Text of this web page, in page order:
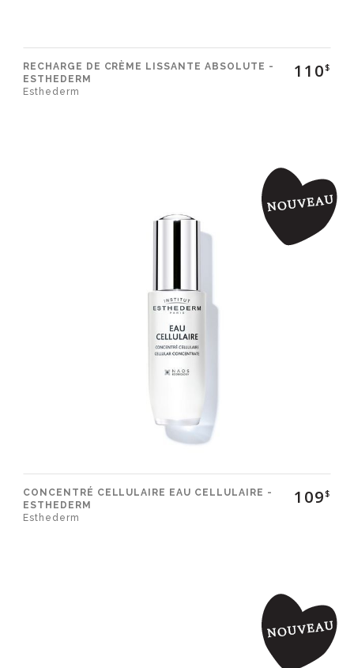
RECHARGE DE CRÈME LISSANTE ABSOLUTE -
ESTHEDERM
Esthederm
110$
CONCENTRÉ CELLULAIRE EAU CELLULAIRE -
ESTHEDERM
Esthederm
109$